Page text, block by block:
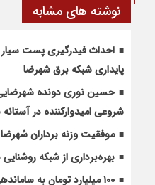
نوشته های مشابه
احداث فیدرگیری پست سیار
پایداری شبکه برق شهرضا
حسین نوری دونده
شروعی امیدوارکننده در
موفقیت وزنه برداران
بهره‌برداری از شبکه
۱۰۰ میلیارد تومان به